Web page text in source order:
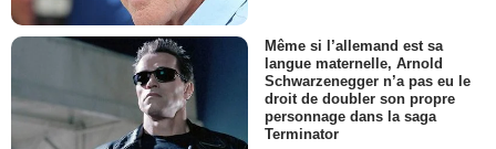
Même si l’allemand est sa
langue maternelle, Arnold
Schwarzenegger n’a pas eu le
droit de doubler son propre
personnage dans la saga
Terminator